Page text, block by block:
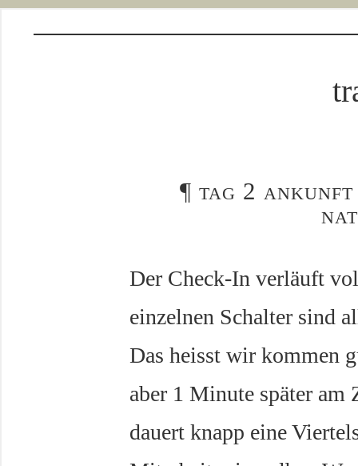
¶ tag 2
Der Check-In verläuft
einzelnen Schalter sind
Das heisst wir kommen
aber 1 Minute später
dauert knapp eine